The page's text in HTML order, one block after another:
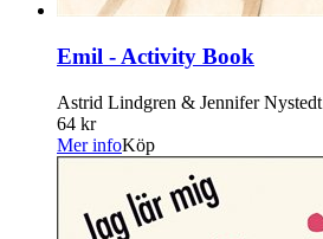
Emil - Activity Book
Astrid Lindgren & Jennifer Nystedt
64 kr
Mer infoKöp